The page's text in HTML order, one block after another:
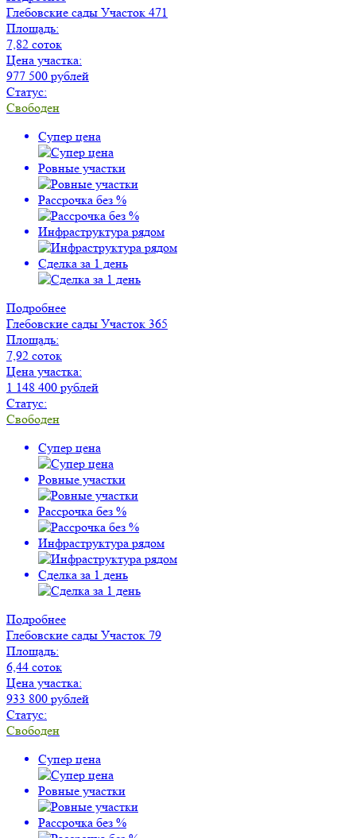
Глебовские сады Участок 471
Площадь:
7,82 соток
Цена участка:
977 500 рублей
Статус:
Свободен
Супер цена
Ровные участки
Рассрочка без %
Инфраструктура рядом
Сделка за 1 день
Подробнее
Глебовские сады Участок 365
Площадь:
7,92 соток
Цена участка:
1 148 400 рублей
Статус:
Свободен
Супер цена
Ровные участки
Рассрочка без %
Инфраструктура рядом
Сделка за 1 день
Подробнее
Глебовские сады Участок 79
Площадь:
6,44 соток
Цена участка:
933 800 рублей
Статус:
Свободен
Супер цена
Ровные участки
Рассрочка без %